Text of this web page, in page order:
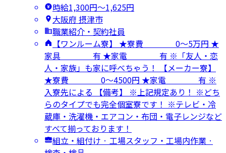
時給1,300円〜1,625円
大阪府 摂津市
職業紹介・契約社員
【ワンルーム寮】 ★寮費 0～5万円 ★
家具 有 ★家電 有 ※「友人・恋
人・家族」も家に呼べちゃう！ 【メーカー寮】
★寮費 0～4500円 ★家電 有 ※
入寮先による 【備考】 ※上記規定あり！ ※どち
らのタイプでも完全個室寮です！ ※テレビ・冷
蔵庫・洗濯機・エアコン・布団・電子レンジなど
すべて揃っております！
組立・組付け · 工場スタッフ・工場内作業 ·